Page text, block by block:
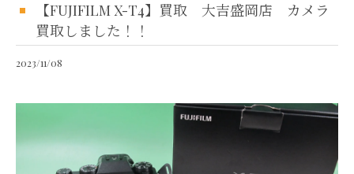
【FUJIFILM X-T4】買取 大吉盛岡店 カメラ
買取しました！！
2023/11/08